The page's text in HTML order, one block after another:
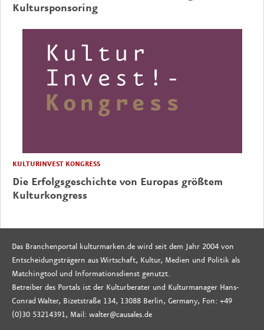
Kultursponsoring
KULTURINVEST KONGRESS
Die Erfolgsgeschichte von Europas größtem
Kulturkongress
Das Branchenportal kulturmarken.de wird seit dem Jahr 2004 von
Entscheidungsträgern aus Wirtschaft, Kultur, Medien und Politik als
Matchingtool und Informationsdienst genutzt.
Betreiber des Portals ist der Kulturberater und Kulturmanager Hans-
Conrad Walter, Bizetstraße 134, 13088 Berlin, Germany, Fon: +49
(0)30 53214391, Mail: walter@causales.de